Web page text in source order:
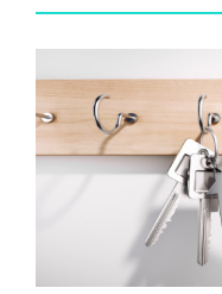
Larger
Image